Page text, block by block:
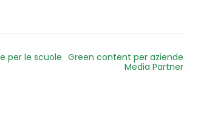
per le scuole Green content per aziende
Media Partner